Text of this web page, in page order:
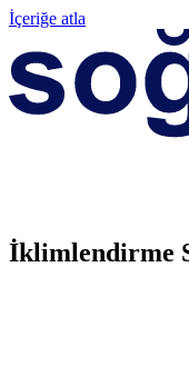
İçeriğe atla
İklimlendirme